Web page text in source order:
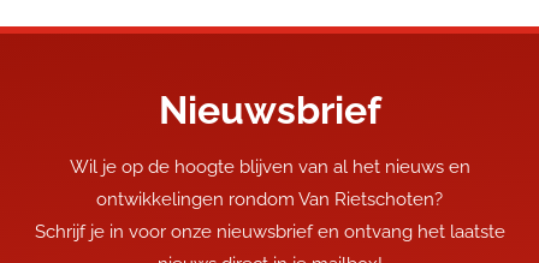
Nieuwsbrief
Wil je op de hoogte blijven van al het nieuws en
ontwikkelingen rondom Van Rietschoten?
Schrijf je in voor onze nieuwsbrief en ontvang het laatste